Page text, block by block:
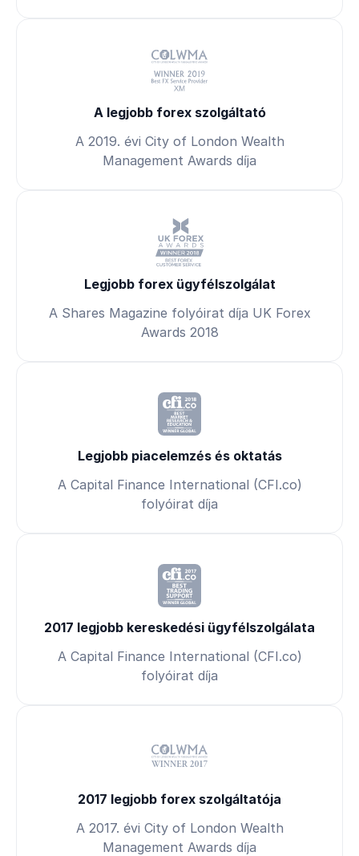
A legjobb forex szolgáltató
A 2019. évi City of London Wealth
Management Awards díja
Legjobb forex ügyfélszolgálat
A Shares Magazine folyóirat díja UK Forex
Awards 2018
Legjobb piacelemzés és oktatás
A Capital Finance International (CFI.co)
folyóirat díja
2017 legjobb kereskedési ügyfélszolgálata
A Capital Finance International (CFI.co)
folyóirat díja
2017 legjobb forex szolgáltatója
A 2017. évi City of London Wealth
Management Awards díja